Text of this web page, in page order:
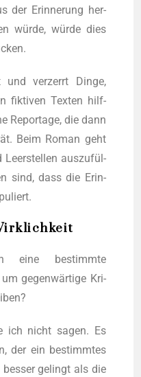
der Erin­ne­rung her­
wür­de, wür­de dies
und ver­zerrt Din­ge,
fik­ti­ven Tex­ten hilf­
Repor­ta­ge, die dann
Beim Roman geht
Leer­stel­len aus­zu­fül­
sind, dass die Erin­
eine bestimm­te
um gegen­wär­ti­ge Kri­
ich nicht sagen. Es
der ein bestimm­tes
bes­ser gelingt als die